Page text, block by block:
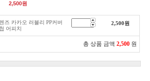
2,500원
즈 카카오 러블리 PP커버
어피치
2,500원
총 상품 금액 2,500 원